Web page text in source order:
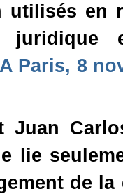
utilisés en
juridique
Paris, 8
Juan
lie
de